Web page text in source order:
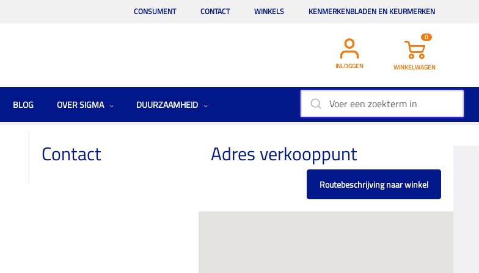
CONSUMENT CONTACT WINKELS KENMERKENBLADEN EN KEURMERKEN
INLOGGEN
0
WINKELWAGEN
BLOG OVER SIGMA DUURZAAMHEID
Contact Adres verkooppunt
Routebeschrijving naar winkel